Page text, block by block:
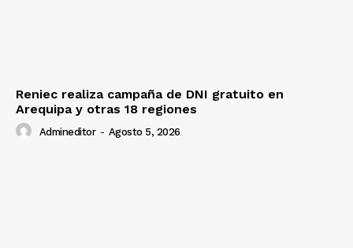
Reniec realiza campaña de DNI gratuito en
Arequipa y otras 18 regiones
Admineditor - Agosto 5, 2026